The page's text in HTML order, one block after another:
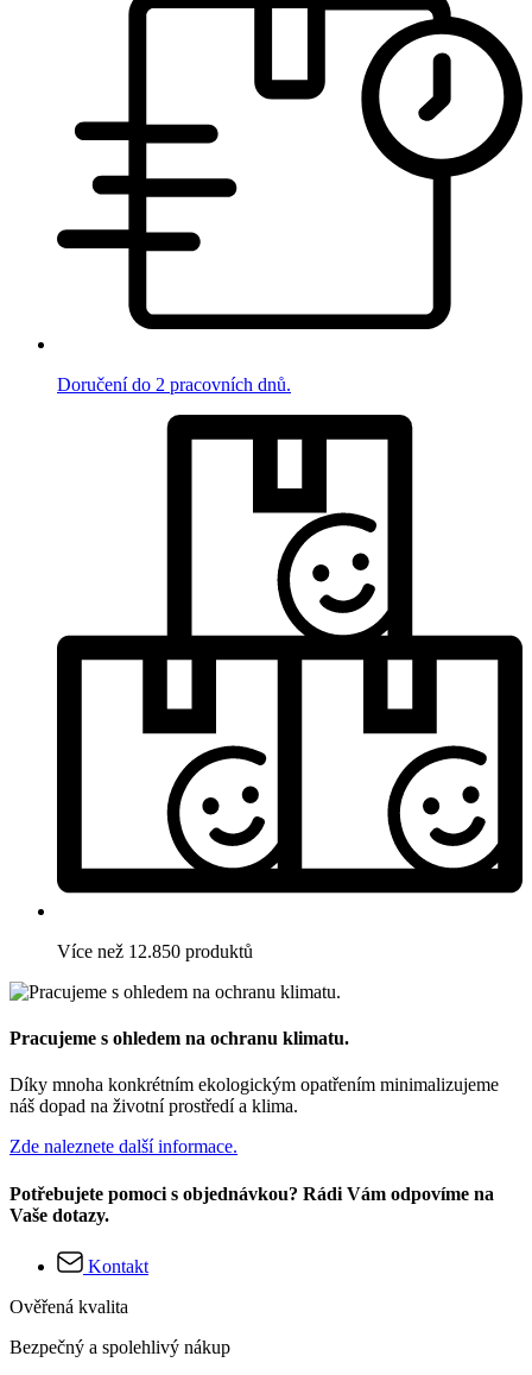
Doručení do 2 pracovních dnů.
Více než 12.850 produktů
Pracujeme s ohledem na ochranu klimatu.
Díky mnoha konkrétním ekologickým opatřením minimalizujeme
náš dopad na životní prostředí a klima.
Zde naleznete další informace.
Potřebujete pomoci s objednávkou? Rádi Vám odpovíme na
Vaše dotazy.
Kontakt
Ověřená kvalita
Bezpečný a spolehlivý nákup